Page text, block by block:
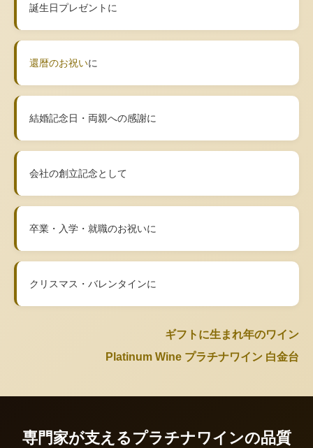
誕生日プレゼントに
還暦のお祝いに
結婚記念日・両親への感謝に
会社の創立記念として
卒業・入学・就職のお祝いに
クリスマス・バレンタインに
ギフトに生まれ年のワイン
Platinum Wine プラチナワイン 白金台
専門家が支えるプラチナワインの品質